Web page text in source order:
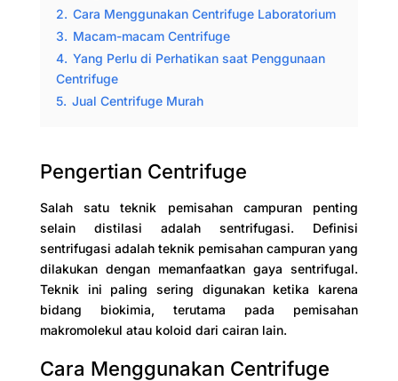
2. Cara Menggunakan Centrifuge Laboratorium
3. Macam-macam Centrifuge
4. Yang Perlu di Perhatikan saat Penggunaan
Centrifuge
5. Jual Centrifuge Murah
Pengertian Centrifuge
Salah satu teknik pemisahan campuran penting
selain distilasi adalah sentrifugasi. Definisi
sentrifugasi adalah teknik pemisahan campuran yang
dilakukan dengan memanfaatkan gaya sentrifugal.
Teknik ini paling sering digunakan ketika karena
bidang biokimia, terutama pada pemisahan
makromolekul atau koloid dari cairan lain.
Cara Menggunakan Centrifuge